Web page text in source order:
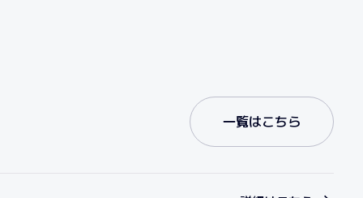
一覧はこちら